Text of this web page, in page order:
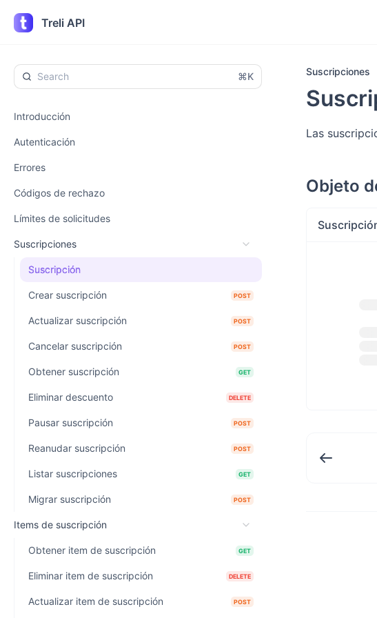
Treli API
⌘K
Introducción
Autenticación
Errores
Códigos de rechazo
Límites de solicitudes
Suscripciones
Suscripción
Crear suscripción POST
Actualizar suscripción POST
Cancelar suscripción POST
Obtener suscripción GET
Eliminar descuento DELETE
Pausar suscripción POST
Reanudar suscripción POST
Listar suscripciones GET
Migrar suscripción POST
Items de suscripción
Obtener item de suscripción GET
Eliminar item de suscripción DELETE
Actualizar item de suscripción POST
Suscripciones
Las
Objeto